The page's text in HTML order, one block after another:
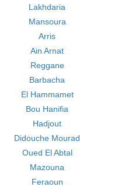
Lakhdaria
Mansoura
Arris
Ain Arnat
Reggane
Barbacha
El Hammamet
Bou Hanifia
Hadjout
Didouche Mourad
Oued El Abtal
Mazouna
Feraoun